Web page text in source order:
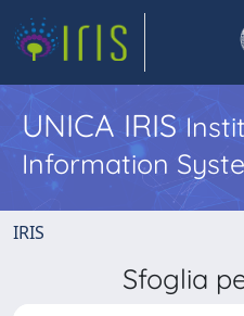
UNICA IRIS
Information
IRIS
Sfoglia